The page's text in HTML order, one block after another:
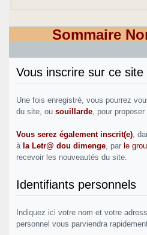
Sommaire
Vous inscrire sur ce site
Une fois enregistré, vous pourrez
du site, ou souillarde , pour
Vous serez également inscrit(e) ,
à la Letr@ dou dimenge , par le
recevoir les nouveautés du site.
Identifiants personnels
Indiquez ici votre nom et votre
personnel vous parviendra